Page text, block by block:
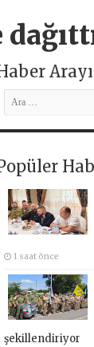
1 saat önce
şekillendiriyor